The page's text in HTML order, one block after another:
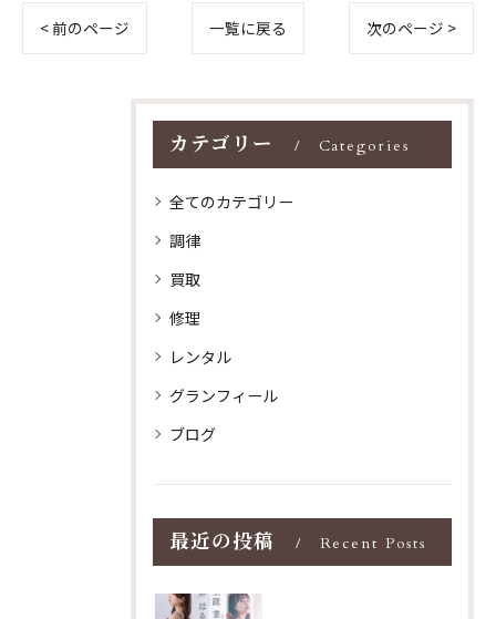
< 前のページ 一覧に戻る 次のページ >
カテゴリー Categories
全てのカテゴリー
調律
買取
修理
レンタル
グランフィール
ブログ
最近の投稿 Recent Posts